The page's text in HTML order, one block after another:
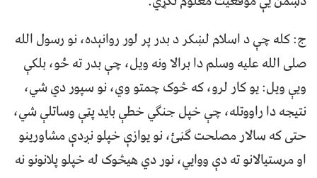
ج: کله چې د اسلام لښکر د بدر پر لور روانېده، نو رسول الله
صلی الله علیه وسلم دا برالا ونه ویل، چې بدر ته ځو، بلکې
ویې ویل: یو کار لرو، که څوک چمتو وي، نو سپور دي شي،
نتیجه دا راووتله، چې خپل جنګي خطې باید پټې وساتلې شي،
حتی که سالار مصلحت ګڼئ، نو یوازې خپلو نږدې مشاورینو
او مرستیالانو ته دې ووایي، نور دي هیڅوک له خپلو پلانونو نه